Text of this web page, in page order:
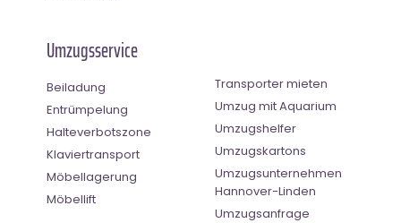
Umzugsservice
Beiladung
Entrümpelung
Halteverbotszone
Klaviertransport
Möbellagerung
Möbellift
Transporter mieten
Umzug mit Aquarium
Umzugshelfer
Umzugskartons
Umzugsunternehmen
Hannover-Linden
Umzugsanfrage